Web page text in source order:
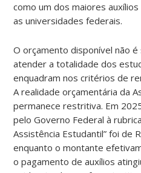
como um dos maiores
as universidades federais.
O orçamento disponível não
atender a totalidade dos
enquadram nos critérios de
A realidade orçamentária da
permanece restritiva. Em
pelo Governo Federal à
Assistência Estudantil” foi de
enquanto o montante
o pagamento de auxílios